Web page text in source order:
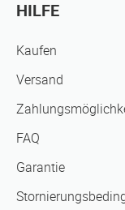
HILFE
Kaufen
Versand
FAQ
Garantie